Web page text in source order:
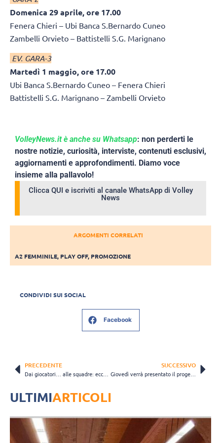
Domenica 29 aprile, ore 17.00
Fenera Chieri – Ubi Banca S.Bernardo Cuneo
Zambelli Orvieto – Battistelli S.G. Marignano
EV. GARA-3
Martedì 1 maggio, ore 17.00
Ubi Banca S.Bernardo Cuneo – Fenera Chieri
Battistelli S.G. Marignano – Zambelli Orvieto
VolleyNews.it è anche su Whatsapp: non perderti le
nostre notizie, curiosità, interviste, contenuti esclusivi,
aggiornamenti e approfondimenti. Diamo voce
insieme alla pallavolo!
Clicca QUI e iscriviti al canale WhatsApp di Volley
News
ARGOMENTI CORRELATI
A2 FEMMINILE, PLAY OFF, PROMOZIONE
CONDIVIDI SUI SOCIAL
Facebook
PRECEDENTE SUCCESSIVO
Giovedì verrà presentato il progetto triennale della nuova Bergamo
ULTIMIARTICOLI